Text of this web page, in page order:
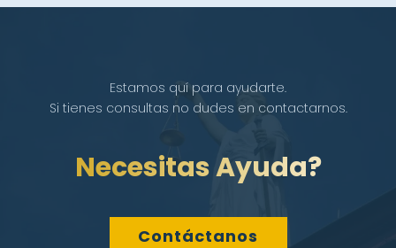
Estamos quí para ayudarte.
Si tienes consultas no dudes en contactarnos.
Necesitas Ayuda?
Contáctanos